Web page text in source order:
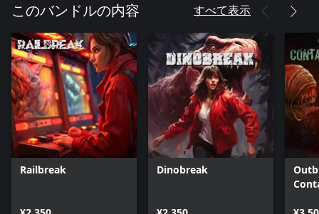
このバンドルの内容 すべて表示
Railbreak Dinobreak